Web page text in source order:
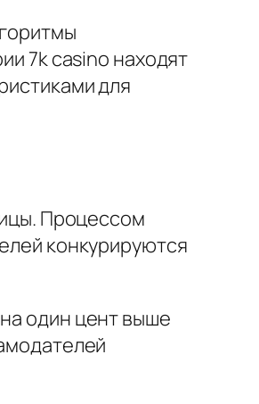
7k casino находят
для
Процессом
конкурируются
один цент выше